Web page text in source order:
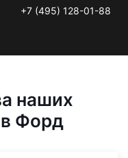
+7 (495) 128-01-88
наших
Форд